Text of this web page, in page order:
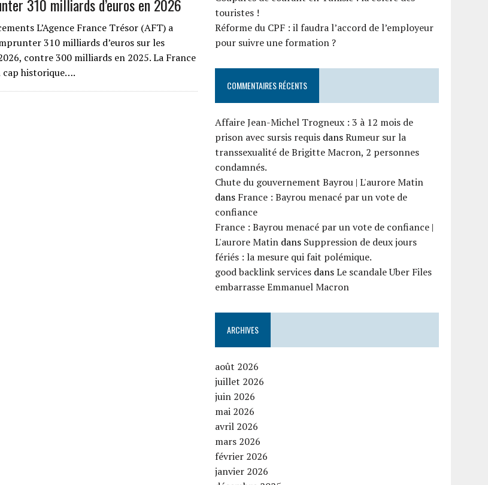
310 milliards d’euros en 2026
L’Agence France Trésor (AFT) a
310 milliards d’euros sur les
contre 300 milliards en 2025. La France
cap historique….
touristes !
Réforme du CPF : il faudra l’accord de l’employeur
pour suivre une formation ?
COMMENTAIRES RÉCENTS
Affaire Jean-Michel Trogneux : 3 à 12 mois de
prison avec sursis requis dansRumeur sur la
transsexualité de Brigitte Macron, 2 personnes
condamnés.
Chute du gouvernement Bayrou | L'aurore Matin
dans France : Bayrou menacé par un vote de
confiance
France : Bayrou menacé par un vote de confiance |
L'aurore Matin dans Suppression de deux jours
fériés : la mesure qui fait polémique.
good backlink services dansLe scandale Uber Files
embarrasse Emmanuel Macron
ARCHIVES
août 2026
juillet 2026
juin 2026
mai 2026
avril 2026
mars 2026
février 2026
janvier 2026